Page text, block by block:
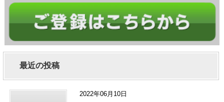
最近の投稿
2022年06月10日